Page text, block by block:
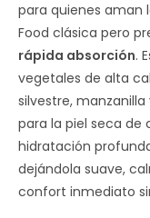
para quienes aman
Food clásica pero
rápida absorción.
vegetales de alta
silvestre, manzanilla
para la piel seca de
hidratación
dejándola suave,
confort inmediato